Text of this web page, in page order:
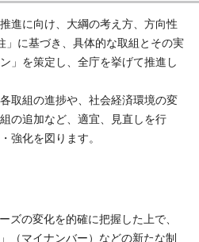
進に向け、大綱の考え方、方向性
」に基づき、具体的な取組とその実
」を策定し、全庁を挙げて推進し
取組の進捗や、社会経済環境の変
の追加など、適宜、見直しを行
強化を図ります。
ズの変化を的確に把握した上で、
（マイナンバー）などの新たな制